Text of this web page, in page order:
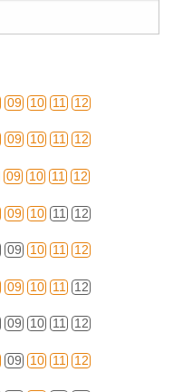
09 10 11 12
09 10 11 12
09 10 11 12
09 10 11 12
09 10 11 12
09 10 11 12
09 10 11 12
09 10 11 12